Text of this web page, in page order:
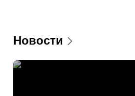
Новости